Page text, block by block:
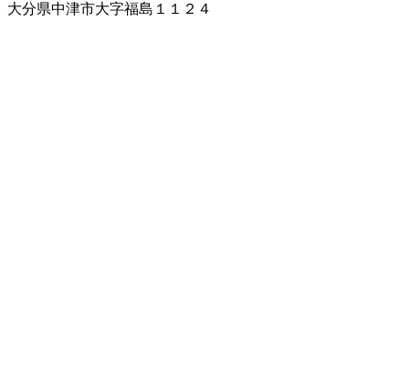
大分県中津市大字福島１１２４